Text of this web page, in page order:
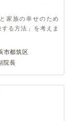
家族の幸せのため
る方法」を考えま
市都筑区
院長